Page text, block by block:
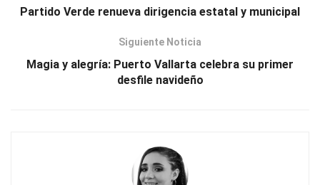
Partido Verde renueva dirigencia estatal y municipal
Siguiente Noticia
Magia y alegría: Puerto Vallarta celebra su primer
desfile navideño